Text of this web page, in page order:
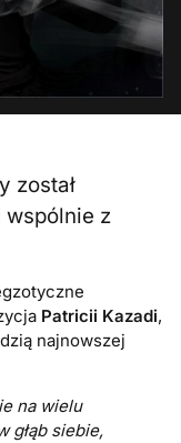
został
wspólnie z
Patricii Kazadi,
najnowszej
na wielu
głąb siebie,